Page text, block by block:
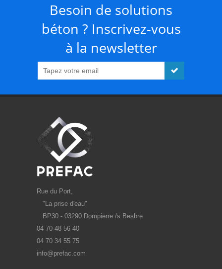
Besoin de solutions
béton ? Inscrivez-vous
à la newsletter
Rue du Port,
"La prise d'eau"
BP30 - 03290 Dompierre /s Besbre
04 70 48 56 40
04 70 34 55 75
info@prefac.com